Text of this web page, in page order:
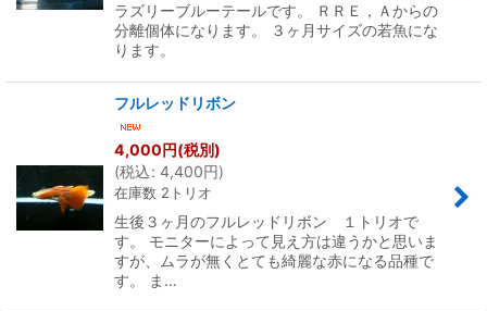
ラズリーブルーテールです。 ＲＲＥ，Ａからの
分離個体になります。 ３ヶ月サイズの若魚にな
ります。
フルレッドリボン
4,000円(税別)
(税込: 4,400円)
在庫数 2トリオ
生後３ヶ月のフルレッドリボン １トリオで
す。 モニターによって見え方は違うかと思いま
すが、ムラが無くとても綺麗な赤になる品種で
す。 ま…